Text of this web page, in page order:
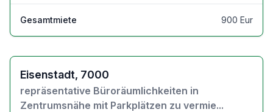
Gesamtmiete 900 Eur
Zu den Objektdetails
Eisenstadt, 7000
repräsentative Büroräumlichkeiten in
Zentrumsnähe mit Parkplätzen zu vermie...